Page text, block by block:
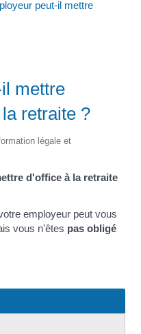
peut-il mettre
mettre
retraite ?
légale et
d'office à la retraite
employeur peut vous
vous n'êtes pas obligé